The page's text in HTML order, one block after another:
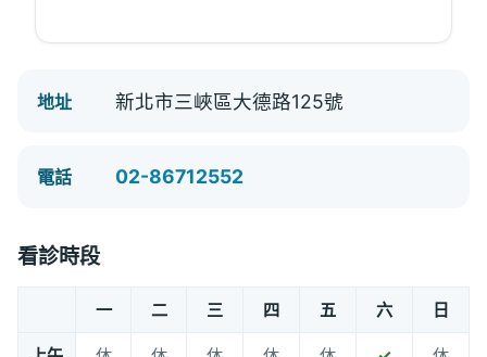
地址 新北市三峽區大德路125號
電話 02-86712552
看診時段
一 二 三 四 五 六 日